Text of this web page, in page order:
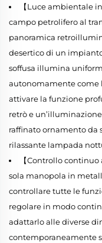
【Luce ambientale
campo petrolifero al
panoramica
desertico di un
soffusa illumina
autonomamente come
attivare la funzione
retrò e
raffinato ornamento da
rilassante lampada
【Controllo
sola manopola in
controllare tutte le
regolare in modo
adattarlo alle diverse
contemporaneamente